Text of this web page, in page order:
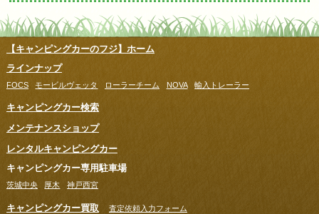
【キャンピングカーのフジ】ホーム
ラインナップ
FOCS モービルヴェッタ ローラーチーム NOVA 輸入トレーラー
キャンピングカー検索
メンテナンスショップ
レンタルキャンピングカー
キャンピングカー専用駐車場
茨城中央 厚木 神戸西宮
キャンピングカー買取 査定依頼入力フォーム